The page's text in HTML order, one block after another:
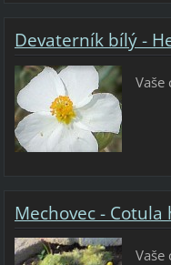
Devaterník bílý -
Vaše
Mechovec - Cotula
Vaše